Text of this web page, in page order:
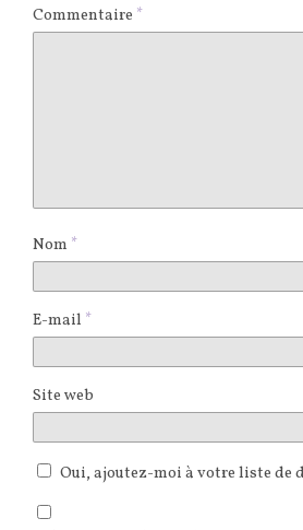
Commentaire *
Nom *
E-mail *
Site web
Oui, ajoutez-moi à votre liste de